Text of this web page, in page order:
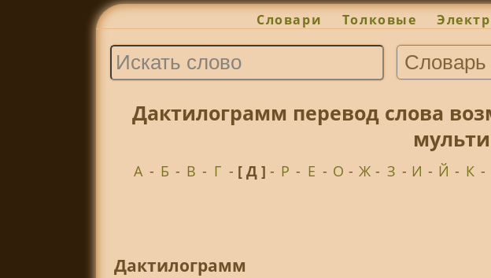
Словари Толковые
Дактилограмм перевод слова
А - Б - В - Г - [ Д ] - Р - Е - О - Ж - З - И - Й - К -
Дактилограмм